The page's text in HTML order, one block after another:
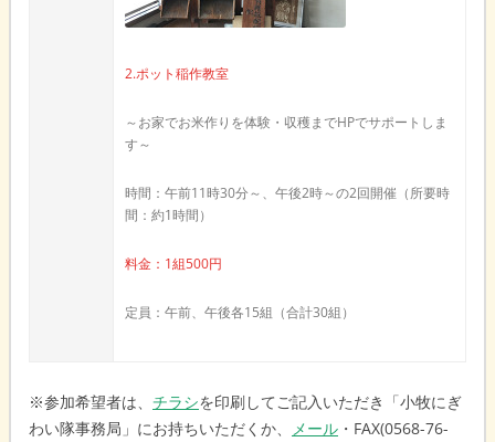
2.ポット稲作教室
～お家でお米作りを体験・収穫までHPでサポートしま
す～
時間：午前11時30分～、午後2時～の2回開催（所要時
間：約1時間）
料金：1組500円
定員：午前、午後各15組（合計30組）
※参加希望者は、 チラシを印刷してご記入いただき「小牧にぎ
わい隊事務局」にお持ちいただくか、
メール ・FAX(0568-76-